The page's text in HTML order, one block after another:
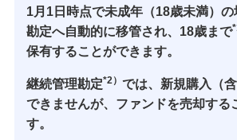
相続・保険
学ぶ・考える
生涯学習
お客さまサポート
困ったときは・よくあるご質問
1月1日時点で未成年（18歳未満）
勘定へ自動的に移管され、18歳まで
保有することができます。
継続管理勘定*2） では、新規購入（
できませんが、ファンドを売却する
す。